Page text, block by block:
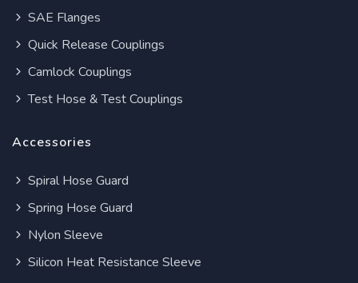
SAE Flanges
Quick Release Couplings
Camlock Couplings
Test Hose & Test Couplings
Accessories
Spiral Hose Guard
Spring Hose Guard
Nylon Sleeve
Silicon Heat Resistance Sleeve